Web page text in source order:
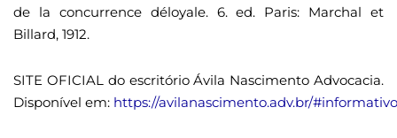
de la concurrence déloyale. 6. ed. Paris: Marchal et
Billard, 1912.
SITE OFICIAL do escritório Ávila Nascimento Advocacia.
Disponível em: https://avilanascimento.adv.br/